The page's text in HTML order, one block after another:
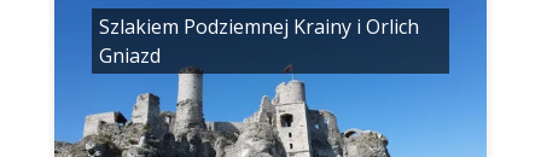
Szlakiem Podziemnej Krainy i Orlich
Gniazd